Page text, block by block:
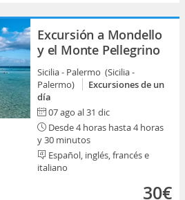
Excursión a Mondello
y el Monte Pellegrino
Sicilia - Palermo (Sicilia -
Palermo)
Excursiones de un
día
07 ago al 31 dic
Desde 4 horas hasta 4 horas
y 30 minutos
Español, inglés, francés e
italiano
30€